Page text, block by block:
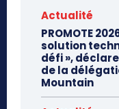
Actualité
PROMOTE
solution
défi »,
de la
Mountain